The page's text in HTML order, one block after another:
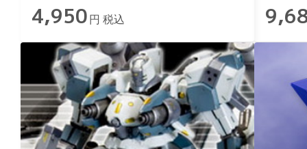
4,950 円 税込